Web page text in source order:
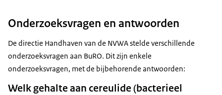
Onderzoeksvragen en antwoorden
De directie Handhaven van de NVWA stelde verschillende
onderzoeksvragen aan BuRO. Dit zijn enkele
onderzoeksvragen, met de bijbehorende antwoorden:
Welk gehalte aan cereulide (bacterieel